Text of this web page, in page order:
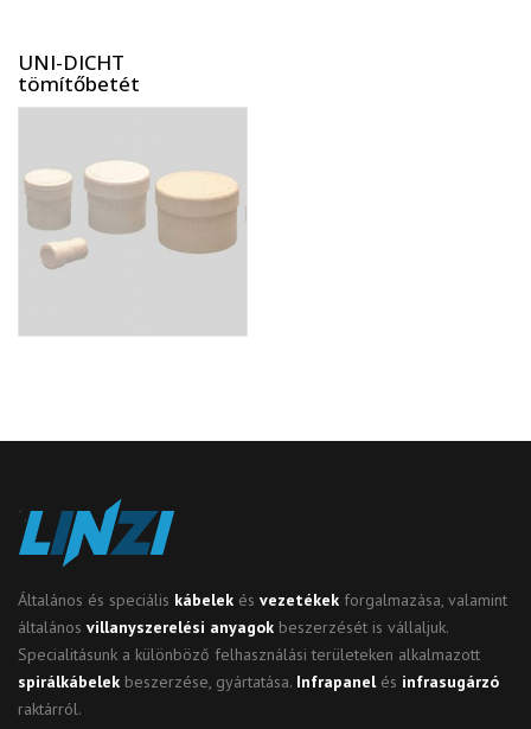
UNI-DICHT
tömítőbetét
Általános és speciális kábelek és vezetékek forgalmazása, valamint
általános villanyszerelési anyagok beszerzését is vállaljuk.
Specialitásunk a különböző felhasználási területeken alkalmazott
spirálkábelek beszerzése, gyártatása. Infrapanel és infrasugárzó
raktárról.